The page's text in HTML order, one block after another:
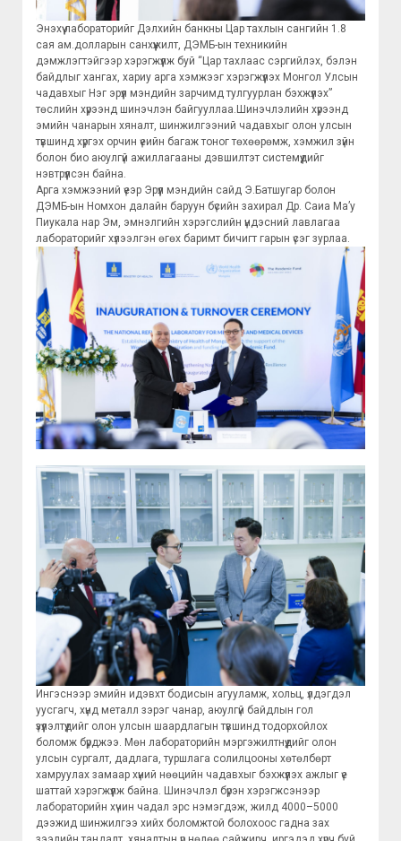
Энэхүү лабораторийг Дэлхийн банкны Цар тахлын сангийн 1.8
сая ам.долларын санхүүжилт, ДЭМБ-ын техникийн
дэмжлэгтэйгээр хэрэгжүүлж буй “Цар тахлаас сэргийлэх, бэлэн
байдлыг хангах, хариу арга хэмжээг хэрэгжүүлэх Монгол Улсын
чадавхыг Нэг эрүүл мэндийн зарчимд тулгуурлан бэхжүүлэх”
төслийн хүрээнд шинэчлэн байгууллаа.Шинэчлэлийн хүрээнд
эмийн чанарын хяналт, шинжилгээний чадавхыг олон улсын
түвшинд хүргэх орчин үеийн багаж тоног төхөөрөмж, хэмжил зүйн
болон био аюулгүй ажиллагааны дэвшилтэт системүүдийг
нэвтрүүлсэн байна.
Арга хэмжээний үеэр Эрүүл мэндийн сайд Э.Батшугар болон
ДЭМБ-ын Номхон далайн баруун бүсийн захирал Др. Саиа Ма’у
Пиукала нар Эм, эмнэлгийн хэрэгслийн үндэсний лавлагаа
лабораторийг хүлээлгэн өгөх баримт бичигт гарын үсэг зурлаа.
Ингэснээр эмийн идэвхт бодисын агууламж, хольц, үлдэгдэл
уусгагч, хүнд металл зэрэг чанар, аюулгүй байдлын гол
үзүүлэлтүүдийг олон улсын шаардлагын түвшинд тодорхойлох
боломж бүрджээ. Мөн лабораторийн мэргэжилтнүүдийг олон
улсын сургалт, дадлага, туршлага солилцооны хөтөлбөрт
хамруулах замаар хүний нөөцийн чадавхыг бэхжүүлэх ажлыг үе
шаттай хэрэгжүүлж байна. Шинэчлэл бүрэн хэрэгжсэнээр
лабораторийн хүчин чадал эрс нэмэгдэж, жилд 4000–5000
дээжид шинжилгээ хийх боломжтой болохоос гадна зах